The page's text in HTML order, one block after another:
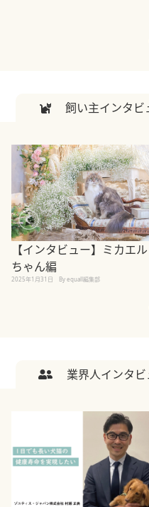
飼い主インタビ
【インタビュー】ミカエル
ちゃん編
2025年1月31日 By equall編集部
業界人インタビ